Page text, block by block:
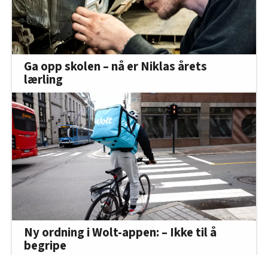
Ga opp skolen – nå er Niklas årets
lærling
Ny ordning i Wolt-appen: – Ikke til å
begripe